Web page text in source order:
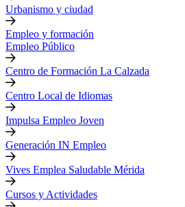
Urbanismo y ciudad
Empleo y formación
Empleo Público
Centro de Formación La Calzada
Centro Local de Idiomas
Impulsa Empleo Joven
Generación IN Empleo
Vives Emplea Saludable Mérida
Cursos y Actividades